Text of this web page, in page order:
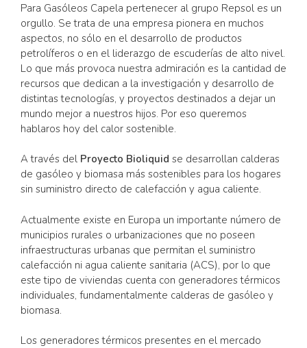
Para Gasóleos Capela pertenecer al grupo Repsol es un
orgullo. Se trata de una empresa pionera en muchos
aspectos, no sólo en el desarrollo de productos
petrolíferos o en el liderazgo de escuderías de alto nivel.
Lo que más provoca nuestra admiración es la cantidad de
recursos que dedican a la investigación y desarrollo de
distintas tecnologías, y proyectos destinados a dejar un
mundo mejor a nuestros hijos. Por eso queremos
hablaros hoy del calor sostenible.
A través del Proyecto Bioliquid se desarrollan calderas
de gasóleo y biomasa más sostenibles para los hogares
sin suministro directo de calefacción y agua caliente.
Actualmente existe en Europa un importante número de
municipios rurales o urbanizaciones que no poseen
infraestructuras urbanas que permitan el suministro
calefacción ni agua caliente sanitaria (ACS), por lo que
este tipo de viviendas cuenta con generadores térmicos
individuales, fundamentalmente calderas de gasóleo y
biomasa.
Los generadores térmicos presentes en el mercado